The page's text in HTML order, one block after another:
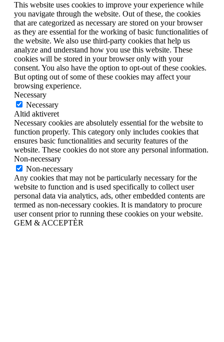
This website uses cookies to improve your experience while
you navigate through the website. Out of these, the cookies
that are categorized as necessary are stored on your browser
as they are essential for the working of basic functionalities of
the website. We also use third-party cookies that help us
analyze and understand how you use this website. These
cookies will be stored in your browser only with your
consent. You also have the option to opt-out of these cookies.
But opting out of some of these cookies may affect your
browsing experience.
Necessary
Necessary
Altid aktiveret
Necessary cookies are absolutely essential for the website to
function properly. This category only includes cookies that
ensures basic functionalities and security features of the
website. These cookies do not store any personal information.
Non-necessary
Non-necessary
Any cookies that may not be particularly necessary for the
website to function and is used specifically to collect user
personal data via analytics, ads, other embedded contents are
termed as non-necessary cookies. It is mandatory to procure
user consent prior to running these cookies on your website.
GEM & ACCEPTÈR